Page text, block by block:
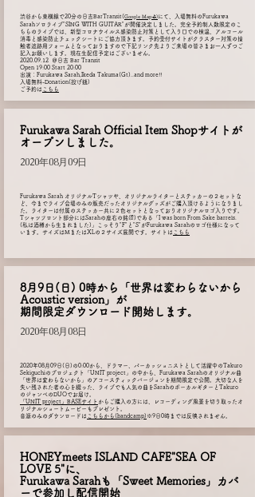
渋谷から東横線で20分の日吉BarTransit(Google Map⛳️)にて、入場無料のFurukawa
Sarahソロライブ"SING WITH GUITAR"が開催決定しました。完全予約制人数限定のこ
ちらのライブでは、新型コロナウイルス感染防止対策として入り口での検温、アルコール
消毒と感染防止チェックシートにご協力頂きます。予約受付サイトがクラスター対策の接
触者追跡用フォームとなっておりますので下記リンク先よりご来場の皆さまお一人ずつご
記入お願いします。現在生配信予定はございません。
2020.09.12 ＠日吉 Bar Transit
Open 19:00 Start 20:00
出演：Furukawa Sarah,Ikeda Takuma(Gt)..and more!!
入場無料-Donation(投げ銭)
ご予約は こちら
Furukawa SarahOfficial Item Shopサイトが
オープンしました。
2020年08月09日
Furukawa Sarah オリジナルTシャツや、オリジナルライターとステッカーの２セットな
ど、今までライブ会場のみの販売だったオリジナルグッズがご購入頂けるようになりまし
た。ライターは付属のステッカー共に２色セットとなっておりオリジナルロゴ入りです。
Tシャツフロント部分にはSarahの座右の銘(⁉️)である「I was born From Sake barrels.
(私は酒樽から生まれました)」こっそり"F"と"S"がFurukawa Sarahのロゴ仕様になって
います。サイズはMまたはXLの２サイズ展開です。サイトは こちら
8月9日(日) 0時から「世界は変わらないから
Acoustic version」が
期間限定 ダウンロード開始します。
2020年08月08日
2020年08月09日(日)の0:00から、ドラマー、パーカッショニストとして活躍中のTakuro
Sekiguchiのプロジェクト「UNIT project」の中から、Furukawa Sarahのオリジナル曲
「世界は変わらないから」のアコースティックバージョンを期間限定で公開。大切な人を
失い残された者の心を綴った、ライブでも人気の曲をSarahのボーカルギターとTakuro
のジャンベのDUOでお届け。
「UNIT project」BASEサイト からご購入の方には、レコーディング風景を切り取ったオ
リジナルショートムービーもプレゼント。
音源のみのダウンロードは こちらから(bandcamp) ※9日0時までは反映されません。
HONEYmeets ISLAND CAFE"SEA OF
LOVE 5"に、
Furukawa Sarahも「Sweet Memories」カバ
ーで参加し配信開始